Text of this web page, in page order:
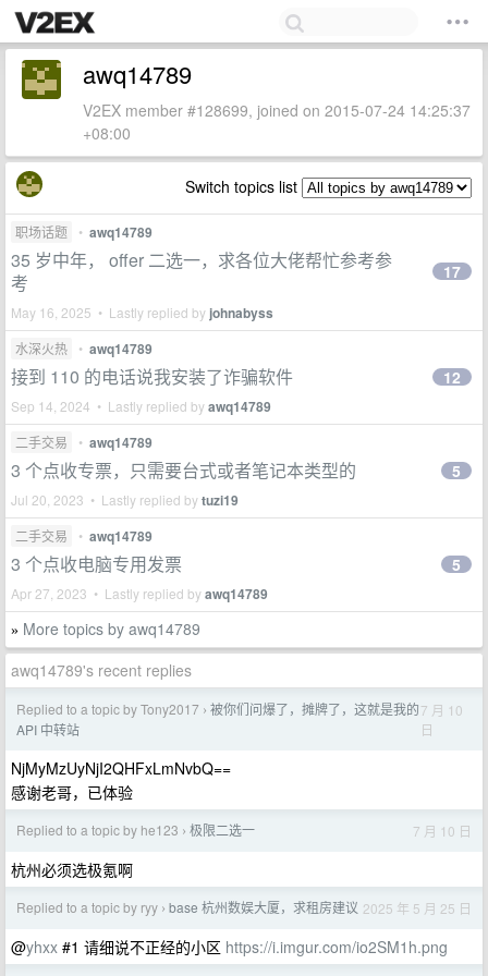
awq14789
V2EX member #128699, joined on 2015-07-24 14:25:37
+08:00
Switch topics list
职场话题 • awq14789
35 岁中年， offer 二选一，求各位大佬帮忙参考参
考
May 16, 2025 • Lastly replied by johnabyss
17
水深火热 • awq14789
接到 110 的电话说我安装了诈骗软件
Sep 14, 2024 • Lastly replied byawq14789
12
二手交易 • awq14789
3 个点收专票，只需要台式或者笔记本类型的
Jul 20, 2023 • Lastly replied bytuzi19
5
二手交易 • awq14789
3 个点收电脑专用发票
Apr 27, 2023 • Lastly replied byawq14789
5
» More topics by awq14789
awq14789's recent replies
Replied to a topic by Tony2017 › 被你们问爆了，摊牌了，这就是我的
API 中转站
7 月 10
日
NjMyMzUyNjI2QHFxLmNvbQ==
感谢老哥，已体验
Replied to a topic by he123 › 极限二选一 7 月 10 日
杭州必须选极氪啊
Replied to a topic by ryy › base 杭州数娱大厦，求租房建议 2025 年 5 月 25 日
@yhxx #1 请细说不正经的小区 https://i.imgur.com/io2SM1h.png